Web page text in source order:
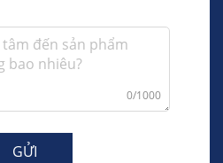
0/1000
GỬI